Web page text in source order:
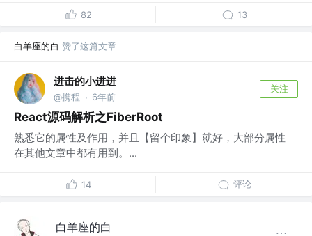
82 13
白羊座的白 赞了这篇文章
进击的小进进
@携程 · 6年前
关注
React源码解析之FiberRoot
熟悉它的属性及作用，并且【留个印象】就好，大部分属性
在其他文章中都有用到。...
14 评论
白羊座的白